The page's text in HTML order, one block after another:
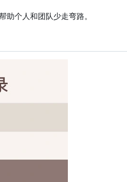
个人和团队少走弯路。